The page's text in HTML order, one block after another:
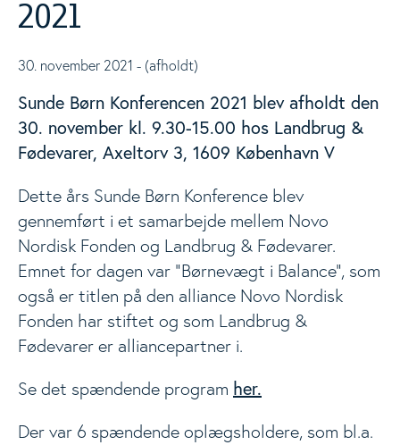
Ernæringsfokuskonferencen
Sunde Børn konferencen
Sunde børn konferencen 2026
Temamøde for Ernærings- og sundhedsstuderende
Andre tidligere events
Analyser
2021
30. november 2021 - (afholdt)
Sunde Børn Konferencen 2021 blev afholdt den
30. november kl. 9.30-15.00 hos Landbrug &
Fødevarer, Axeltorv 3, 1609 København V
Dette års Sunde Børn Konference blev
gennemført i et samarbejde mellem Novo
Nordisk Fonden og Landbrug & Fødevarer.
Emnet for dagen var ”Børnevægt i Balance”, som
også er titlen på den alliance Novo Nordisk
Fonden har stiftet og som Landbrug &
Fødevarer er alliancepartner i.
Se det spændende program her.
Der var 6 spændende oplægsholdere, som bl.a.